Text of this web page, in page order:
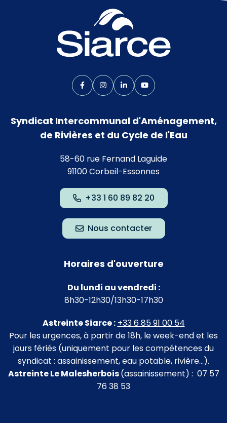
Lien vers le compte Facebook
Lien vers le compte Instagram
Lien vers le compte Linkedin
Lien vers la chaîne
Syndicat Intercommunal d'Aménagement,
de Rivières et du Cycle de l'Eau
58-60 rue Fernand Laguide
91100 Corbeil-Essonnes
+33 1 60 89 82 20
Nous contacter
Horaires d'ouverture
Du lundi au vendredi :
8h30-12h30/13h30-17h30
Astreinte Siarce : +33 6 85 91 00 54
Pour les urgences, à partir de 18h, le week-end et les
jours fériés (uniquement pour les compétences du
syndicat : assainissement, eau potable, rivière…).
Astreinte Le Malesherbois(assainissement) : 07 57
76 38 53